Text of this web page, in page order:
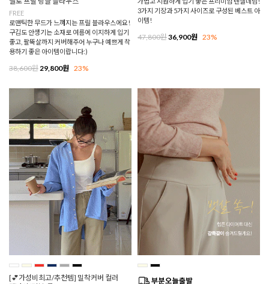
FREE
로맨틱한 무드가 느껴지는 프릴 블라우스에요!
구김도 안생기는 소재로 여름에 이지하게 입기
좋고, 팔뚝살까지 커버해주어 누구나 예쁘게 착
용하기 좋은 아이템이랍니다:)
38,600원 29,800원 23%
3가지 기장과 5가지 사이즈로 구성된 베스트 아
이템!
47,800원36,900원 23%
[💕가성비최고/추천템] 밀착커버 컬러